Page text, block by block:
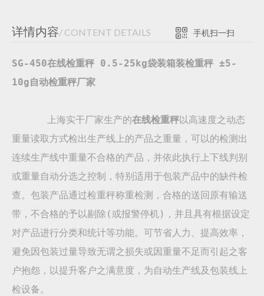
详情内容/ CONTENT DETAILS 手机扫一扫
SG-450在线检重秤 0.5-25kg袋装箱装检重秤 ±5-
10g自动检重秤厂家
上海实干厂家生产的在线检重秤以高速度之动态
重量读取方式检出生产线上的产品之重量，可以的检测出
连续生产线中重量不合格的产品，并依此执行上下线判别
或重量自动分选之控制，特别适用于包装产品中的缺件检
查。包装产品通过检重秤称重检测，合格的送回原有输送
带，不合格的予以剔除(或报警停机)，并且具有根据设定
对产品进行分类和统计等功能。可节省人力、提高效率，
避免因包装过量导致无谓之损失或因重量不足而引起之客
户抱怨，以提升客户之满意度，为自动生产线及包装线上
检设备。